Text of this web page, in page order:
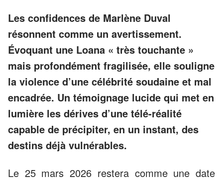
Les confidences de Marlène Duval
résonnent comme un avertissement.
Évoquant une Loana « très touchante »
mais profondément fragilisée, elle souligne
la violence d’une célébrité soudaine et mal
encadrée. Un témoignage lucide qui met en
lumière les dérives d’une télé-réalité
capable de précipiter, en un instant, des
destins déjà vulnérables.
Le 25 mars 2026 restera comme une date